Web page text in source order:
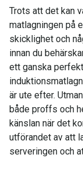
Trots att det kan
matlagningen på
skicklighet och
innan du
ett ganska
är ute efter.
både proffs och
känslan när det
utförandet av att
serveringen och